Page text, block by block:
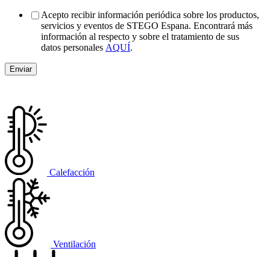
Acepto recibir información periódica sobre los productos,
servicios y eventos de STEGO Espana. Encontrará más
información al respecto y sobre el tratamiento de sus
datos personales AQUÍ.
Calefacción
Ventilación